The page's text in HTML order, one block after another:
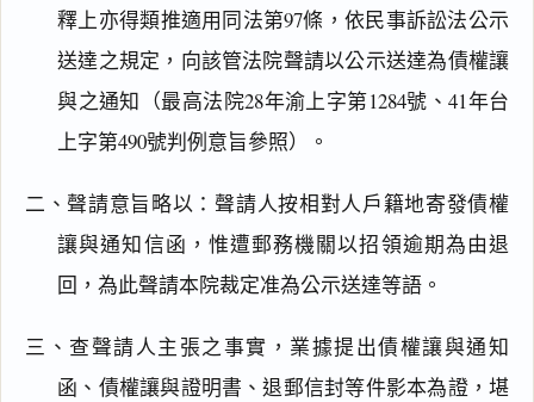
釋上亦得類推適用同法第97條，依民事訴訟法公示
送達之規定，向該管法院聲請以公示送達為債權讓
與之通知（最高法院28年渝上字第1284號、41年台
上字第490號判例意旨參照）。
二、聲請意旨略以：聲請人按相對人戶籍地寄發債權
讓與通知信函，惟遭郵務機關以招領逾期為由退
回，為此聲請本院裁定准為公示送達等語。
三、查聲請人主張之事實，業據提出債權讓與通知
函、債權讓與證明書、退郵信封等件影本為證，堪
閱讀 研究